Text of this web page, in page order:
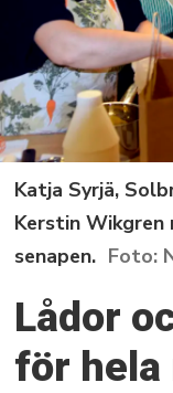
Katja Syrjä,
Kerstin
senapen.
Lådor
för hela